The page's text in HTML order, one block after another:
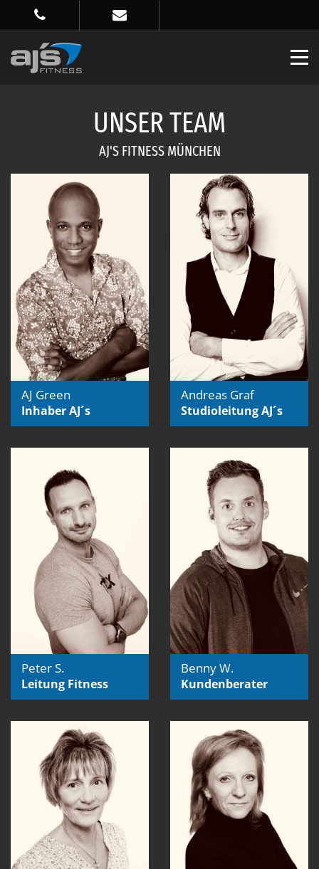
UNSER TEAM
AJ'S FITNESS MÜNCHEN
AJ Green
Inhaber AJ´s
Andreas Graf
Studioleitung AJ´s
Peter S.
Leitung Fitness
Benny W.
Kundenberater